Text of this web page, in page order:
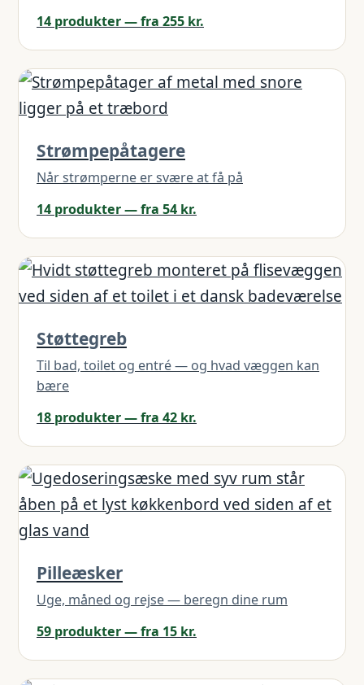
14 produkter — fra 255 kr.
Strømpepåtagere
Når strømperne er svære at få på
14 produkter — fra 54 kr.
Støttegreb
Til bad, toilet og entré — og hvad væggen kan
bære
18 produkter — fra 42 kr.
Pilleæsker
Uge, måned og rejse — beregn dine rum
59 produkter — fra 15 kr.